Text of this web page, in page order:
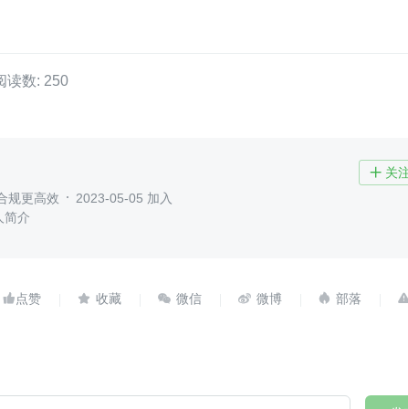
读数: 250
 关
规更高效
2023-05-05 加入
简介
    